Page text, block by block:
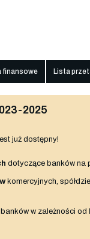
finansowe Lista
2025
już dostępny!
dotyczące banków na
komercyjnych,
w zależności od